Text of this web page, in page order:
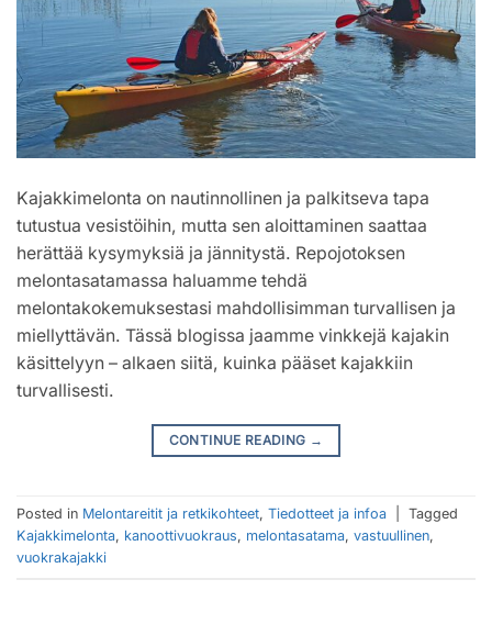
Kajakkimelonta on nautinnollinen ja palkitseva tapa
tutustua vesistöihin, mutta sen aloittaminen saattaa
herättää kysymyksiä ja jännitystä. Repojotoksen
melontasatamassa haluamme tehdä
melontakokemuksestasi mahdollisimman turvallisen ja
miellyttävän. Tässä blogissa jaamme vinkkejä kajakin
käsittelyyn – alkaen siitä, kuinka pääset kajakkiin
turvallisesti.
CONTINUE READING →
Posted in Melontareitit ja retkikohteet, Tiedotteet ja infoa
Tagged
Kajakkimelonta, kanoottivuokraus, melontasatama, vastuullinen,
vuokrakajakki